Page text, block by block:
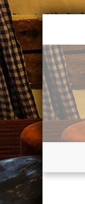
Skip
content